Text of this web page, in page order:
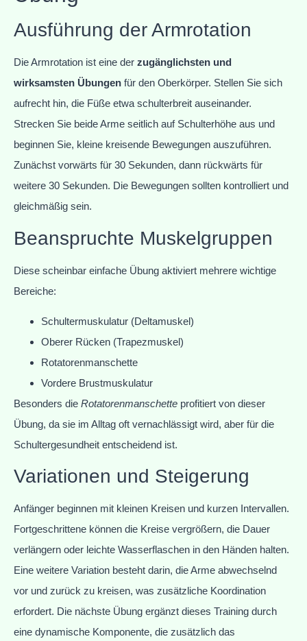
Ausführung der Armrotation
Die Armrotation ist eine der zugänglichsten und
wirksamsten Übungen für den Oberkörper. Stellen Sie sich
aufrecht hin, die Füße etwa schulterbreit auseinander.
Strecken Sie beide Arme seitlich auf Schulterhöhe aus und
beginnen Sie, kleine kreisende Bewegungen auszuführen.
Zunächst vorwärts für 30 Sekunden, dann rückwärts für
weitere 30 Sekunden. Die Bewegungen sollten kontrolliert und
gleichmäßig sein.
Beanspruchte Muskelgruppen
Diese scheinbar einfache Übung aktiviert mehrere wichtige
Bereiche:
Schultermuskulatur (Deltamuskel)
Oberer Rücken (Trapezmuskel)
Rotatorenmanschette
Vordere Brustmuskulatur
Besonders die Rotatorenmanschette profitiert von dieser
Übung, da sie im Alltag oft vernachlässigt wird, aber für die
Schultergesundheit entscheidend ist.
Variationen und Steigerung
Anfänger beginnen mit kleinen Kreisen und kurzen Intervallen.
Fortgeschrittene können die Kreise vergrößern, die Dauer
verlängern oder leichte Wasserflaschen in den Händen halten.
Eine weitere Variation besteht darin, die Arme abwechselnd
vor und zurück zu kreisen, was zusätzliche Koordination
erfordert. Die nächste Übung ergänzt dieses Training durch
eine dynamische Komponente, die zusätzlich das